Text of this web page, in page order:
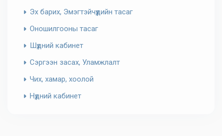
Эх барих, Эмэгтэйчүүдийн тасаг
Оношилгооны тасаг
Шүдний кабинет
Сэргээн засах, Уламжлалт
Чих, хамар, хоолой
Нүдний кабинет